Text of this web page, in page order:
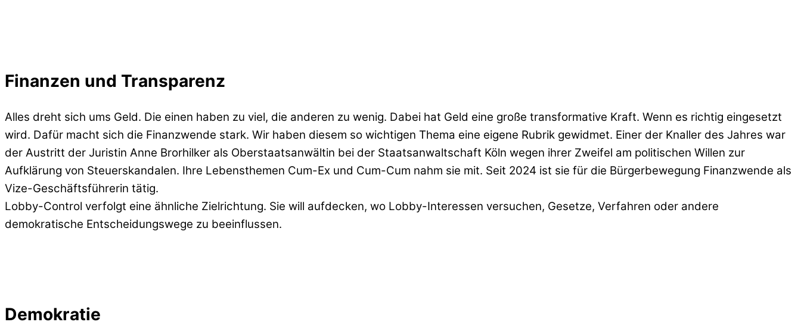
Finanzen und Transparenz
Alles dreht sich ums Geld. Die einen haben zu viel, die anderen zu wenig. Dabei hat Geld eine große transformative Kraft. Wenn es richtig eingesetzt
wird. Dafür macht sich die Finanzwende stark. Wir haben diesem so wichtigen Thema eine eigene Rubrik gewidmet. Einer der Knaller des Jahres war
der Austritt der Juristin Anne Brorhilker als Oberstaatsanwältin bei der Staatsanwaltschaft Köln wegen ihrer Zweifel am politischen Willen zur
Aufklärung von Steuerskandalen. Ihre Lebensthemen Cum-Ex und Cum-Cum nahm sie mit. Seit 2024 ist sie für die Bürgerbewegung Finanzwende als
Vize-Geschäftsführerin tätig.
Lobby-Control verfolgt eine ähnliche Zielrichtung. Sie will aufdecken, wo Lobby-Interessen versuchen, Gesetze, Verfahren oder andere
demokratische Entscheidungswege zu beeinflussen.
Demokratie